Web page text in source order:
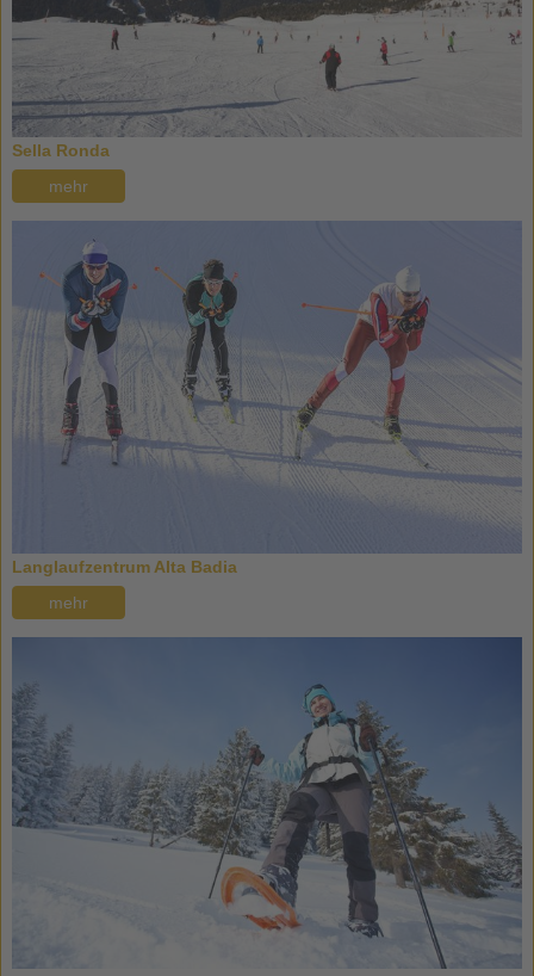
Sella Ronda
mehr
Langlaufzentrum Alta Badia
mehr